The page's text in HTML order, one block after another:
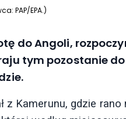
PAP/EPA.)
do Angoli,
tym pozostanie
z Kamerunu, gdzie